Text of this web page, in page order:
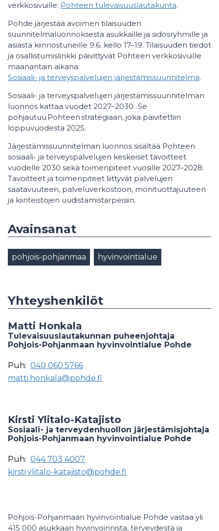
verkkosivuille: Pohteen tulevaisuuslautakunta.
Pohde järjestää avoimen tilaisuuden
suunnitelmaluonnoksesta asukkaille ja sidosryhmille ja
asiasta kiinnostuneille 9.6. kello 17–19. Tilaisuuden tiedot
ja osallistumislinkki päivittyvät Pohteen verkkosivuille
maanantain aikana:
Sosiaali- ja terveyspalvelujen järjestämissuunnitelma.
Sosiaali- ja terveyspalvelujen järjestämissuunnitelman
luonnos kattaa vuodet 2027–2030. Se
pohjautuu Pohteen strategiaan, joka päivitettiin
loppuvuodesta 2025.
Järjestämissuunnitelman luonnos sisältää Pohteen
sosiaali- ja terveyspalvelujen keskeiset tavoitteet
vuodelle 2030 sekä toimenpiteet vuosille 2027–2028.
Tavoitteet ja toimenpiteet liittyvät palvelujen
saatavuuteen, palveluverkostoon, monituottajuuteen
ja kiinteistöjen uudistamistarpeisiin.
Avainsanat
pohjois-pohjanmaa hyvinvointialue
Yhteyshenkilöt
Matti Honkala
Tulevaisuuslautakunnan puheenjohtaja
Pohjois-Pohjanmaan hyvinvointialue Pohde
Puh: 040 060 5766
matti.honkala@pohde.fi
Kirsti Ylitalo-Katajisto
Sosiaali- ja terveydenhuollon järjestämisjohtaja
Pohjois-Pohjanmaan hyvinvointialue Pohde
Puh: 044 703 4007
kirsti.ylitalo-katajisto@pohde.fi
Pohjois-Pohjanmaan hyvinvointialue Pohde vastaa yli
415 000 asukkaan hyvinvoinnista, terveydestä ja